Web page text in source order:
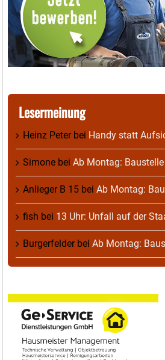
Lesermeinung
Heinz Peterbei Handy statt
Simone bei Ab Montag:
Anlieger B 15 bei Ab Montag:
fish bei 13 Uhr: Unfall auf der
Burgerfelderbei Ab Montag: